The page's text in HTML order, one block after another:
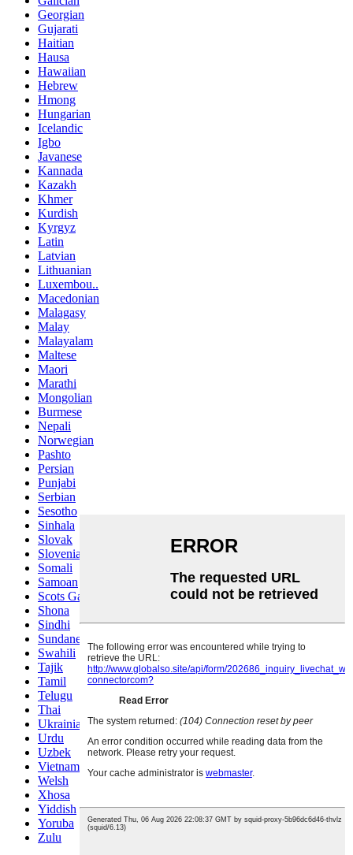
Georgian
Gujarati
Haitian
Hausa
Hawaiian
Hebrew
Hmong
Hungarian
Icelandic
Igbo
Javanese
Kannada
Kazakh
Khmer
Kurdish
Kyrgyz
Latin
Latvian
Lithuanian
Luxembou..
Macedonian
Malagasy
Malay
Malayalam
Maltese
Maori
Marathi
Mongolian
Burmese
Nepali
Norwegian
Pashto
Persian
Punjabi
Serbian
Sesotho
Sinhala
Slovak
Slovenian
Somali
Samoan
Scots Gaelic
Shona
Sindhi
Sundanese
Swahili
Tajik
Tamil
Telugu
Thai
Ukrainian
Urdu
Uzbek
Vietnamese
Welsh
Xhosa
Yiddish
Yoruba
Zulu